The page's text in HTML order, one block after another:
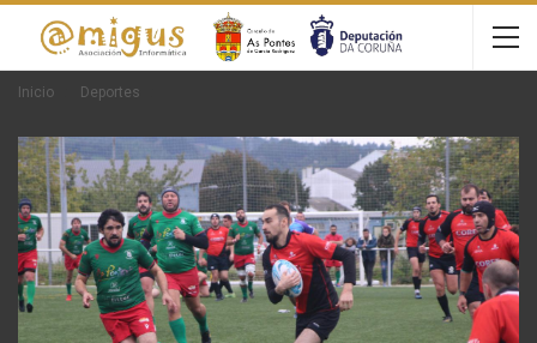
Inicio Deportes